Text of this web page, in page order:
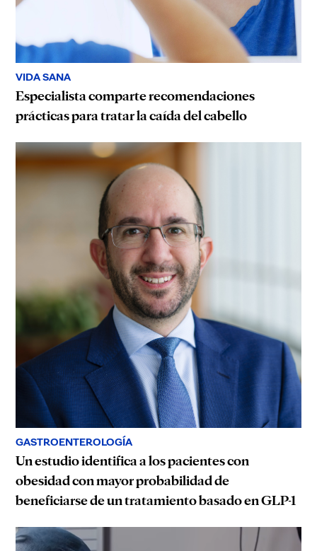
VIDA SANA
Especialista comparte recomendaciones
prácticas para tratar la caída del cabello
GASTROENTEROLOGÍA
Un estudio identifica a los pacientes con
obesidad con mayor probabilidad de
beneficiarse de un tratamiento basado en GLP-1